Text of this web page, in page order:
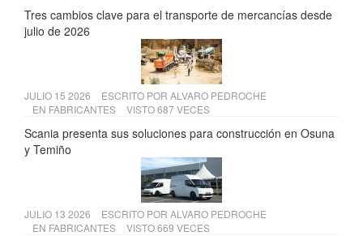
Tres cambios clave para el transporte de mercancías desde
julio de 2026
JULIO 15 2026 ESCRITO POR ALVARO PEDROCHE
EN FABRICANTES VISTO 687 VECES
Scania presenta sus soluciones para construcción en Osuna
y Temiño
JULIO 13 2026 ESCRITO POR ALVARO PEDROCHE
EN FABRICANTES VISTO 669 VECES